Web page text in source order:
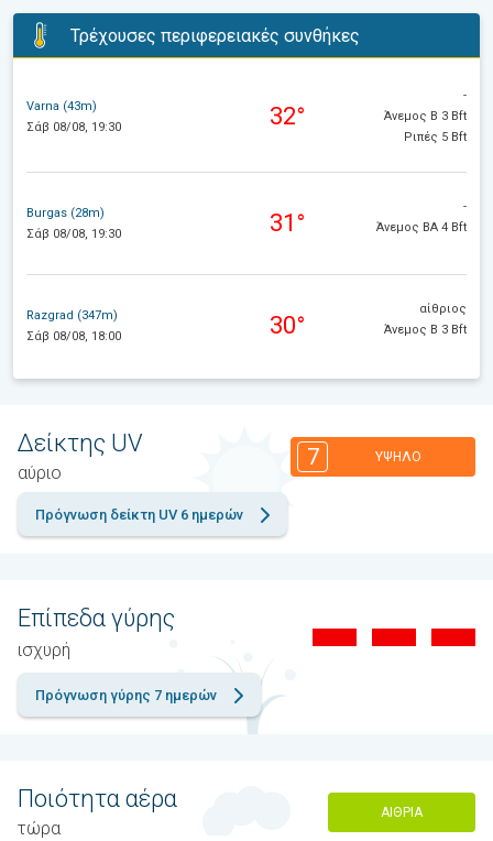
Τρέχουσες περιφερειακές συνθήκες
Varna (43m)
Σάβ 08/08, 19:30
32°
-
Άνεμος Β 3 Bft
Ριπές 5 Bft
Burgas (28m)
Σάβ 08/08, 19:30
31°
-
Άνεμος ΒΑ 4 Bft
Razgrad (347m)
Σάβ 08/08, 18:00
30°
αίθριος
Άνεμος Β 3 Bft
Δείκτης UV
αύριο
7 ΥΨΗΛΌ
Πρόγνωση δείκτη UV 6 ημερών
Επίπεδα γύρης
ισχυρή
Πρόγνωση γύρης 7 ημερών
Ποιότητα αέρα
τώρα
ΑΊΘΡΙΑ